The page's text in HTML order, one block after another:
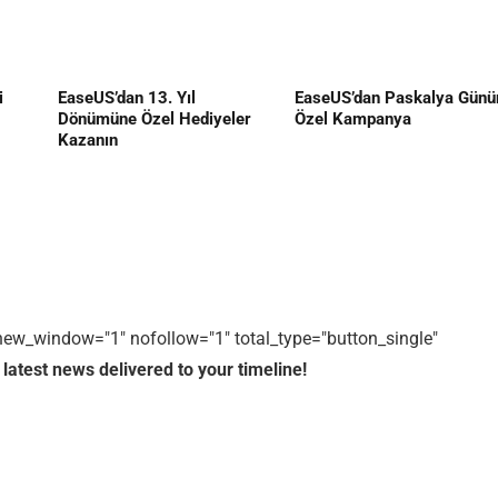
EaseUS’dan 13. Yıl
Dönümüne Özel Hediyeler
Kazanın
EaseUS’dan Paskalya
Özel Kampanya
nofollow="1" total_type="button_single"
news delivered to your timeline!